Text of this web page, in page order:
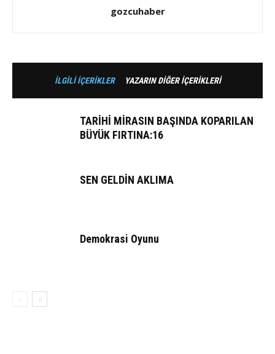
gozcuhaber
İLGİLİ İÇERİKLER YAZARIN DİĞER İÇERİKLERİ
TARİHİ MİRASIN BAŞINDA KOPARILAN
BÜYÜK FIRTINA:16
SEN GELDİN AKLIMA
Demokrasi Oyunu